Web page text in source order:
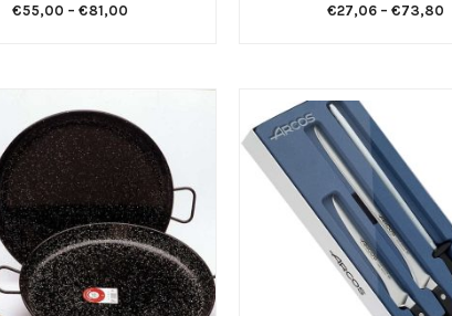
€55,00 – €81,00 €27,06– €73,80